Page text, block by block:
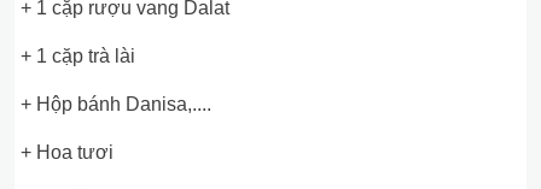
+ 1 cặp rượu vang Dalat
+ 1 cặp trà lài
+ Hộp bánh Danisa,....
+ Hoa tươi